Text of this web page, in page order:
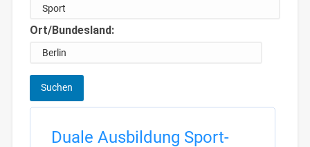
Ort/Bundesland:
Duale Ausbildung Sport-